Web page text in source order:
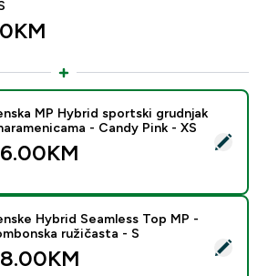
- Ženska MP Hybrid sportski
MP Hybrid sportski grudnjak
- Candy Pink - XS
- Ženske Hybrid Seamless Top
Hybrid Seamless Top MP -
ružičasta - S